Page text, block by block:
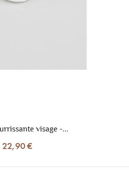
visage -...
22,90 €